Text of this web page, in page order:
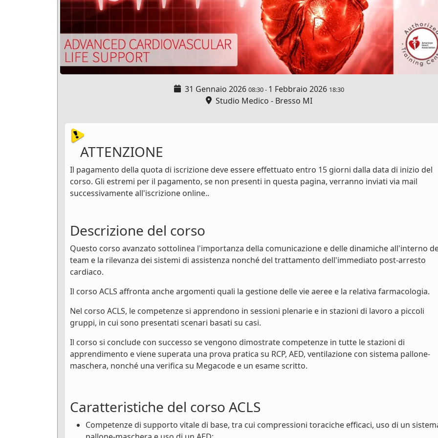
31 Gennaio 2026 08:30- 1 Febbraio 2026 18:30
Studio Medico - Bresso MI
ATTENZIONE
Il pagamento della quota di iscrizione deve essere effettuato entro 15 giorni dalla data di inizio del
corso. Gli estremi per il pagamento, se non presenti in questa pagina, verranno inviati via mail
successivamente all'iscrizione online..
Descrizione del corso
Questo corso avanzato sottolinea l'importanza della comunicazione e delle dinamiche all'interno
team e la rilevanza dei sistemi di assistenza nonché del trattamento dell'immediato post-arresto
cardiaco.
Il corso ACLS affronta anche argomenti quali la gestione delle vie aeree e la relativa farmacologia.
Nel corso ACLS, le competenze si apprendono in sessioni plenarie e in stazioni di lavoro a piccoli
gruppi, in cui sono presentati scenari basati su casi.
Il corso si conclude con successo se vengono dimostrate competenze in tutte le stazioni di
apprendimento e viene superata una prova pratica su RCP, AED, ventilazione con sistema pallone-
maschera, nonché una verifica su Megacode e un esame scritto.
Caratteristiche del corso ACLS
Competenze di supporto vitale di base, tra cui compressioni toraciche efficaci, uso di un